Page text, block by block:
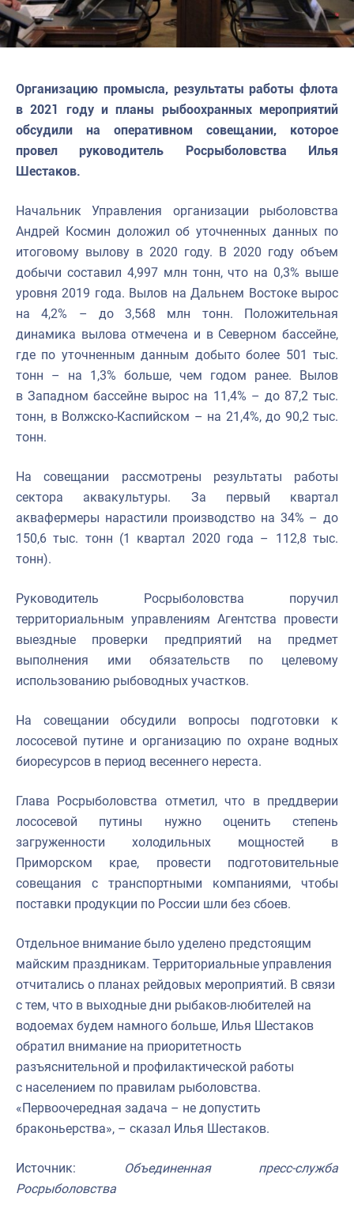
Организацию промысла, результаты работы флота
в 2021 году и планы рыбоохранных мероприятий
обсудили на оперативном совещании, которое
провел руководитель Росрыболовства Илья
Шестаков.
Начальник Управления организации рыболовства
Андрей Космин доложил об уточненных данных по
итоговому вылову в 2020 году. В 2020 году объем
добычи составил 4,997 млн тонн, что на 0,3% выше
уровня 2019 года. Вылов на Дальнем Востоке вырос
на 4,2% – до 3,568 млн тонн. Положительная
динамика вылова отмечена и в Северном бассейне,
где по уточненным данным добыто более 501 тыс.
тонн – на 1,3% больше, чем годом ранее. Вылов
в Западном бассейне вырос на 11,4% – до 87,2 тыс.
тонн, в Волжско-Каспийском – на 21,4%, до 90,2 тыс.
тонн.
На совещании рассмотрены результаты работы
сектора аквакультуры. За первый квартал
аквафермеры нарастили производство на 34% – до
150,6 тыс. тонн (1 квартал 2020 года – 112,8 тыс.
тонн).
Руководитель Росрыболовства поручил
территориальным управлениям Агентства провести
выездные проверки предприятий на предмет
выполнения ими обязательств по целевому
использованию рыбоводных участков.
На совещании обсудили вопросы подготовки к
лососевой путине и организацию по охране водных
биоресурсов в период весеннего нереста.
Глава Росрыболовства отметил, что в преддверии
лососевой путины нужно оценить степень
загруженности холодильных мощностей в
Приморском крае, провести подготовительные
совещания с транспортными компаниями, чтобы
поставки продукции по России шли без сбоев.
Отдельное внимание было уделено предстоящим
майским праздникам. Территориальные управления
отчитались о планах рейдовых мероприятий. В связи
с тем, что в выходные дни рыбаков-любителей на
водоемах будем намного больше, Илья Шестаков
обратил внимание на приоритетность
разъяснительной и профилактической работы
с населением по правилам рыболовства.
«Первоочередная задача – не допустить
браконьерства», – сказал Илья Шестаков.
Источник:
Объединенная пресс-служба
Росрыболовства